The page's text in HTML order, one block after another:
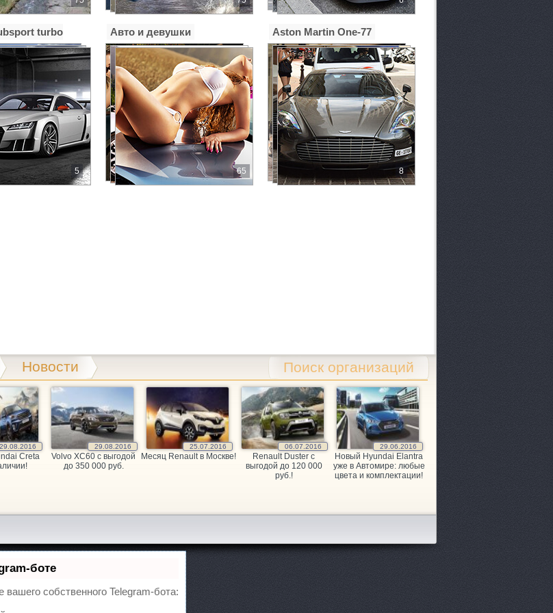
салон подержанных автомобилей
салон подержанных автомобилей
42
пр. Жукова 74
бульвар, 1Б
Волжский, Труда площадь, 4
Раст ул. Новодвинская, 31
подержанных автомобилей
бульвар, 39
сеть автосалонов Азизбекова, 77
сеть автосалонов
8а
31
ЮГ
5
turbo
65
Авто и девушки
8
Aston Martin One-77
Поиск организаций
Новости
29.08.2016
Creta
29.08.2016
Volvo XC60 c выгодой
до 350 000 руб.
25.07.2016
Месяц Renault в Москве!
06.07.2016
Renault Duster с
выгодой до 120 000
руб.!
29.06.2016
Новый Hyundai Elantra
уже в Автомире: любые
цвета и комплектации!
боте
собственного Telegram-бота: